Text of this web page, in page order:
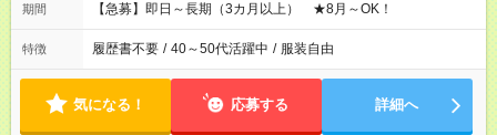
期間 【急募】即日～長期（3カ月以上） ★8月～OK！
特徴 履歴書不要 / 40～50代活躍中 / 服装自由
気になる！ 応募する 詳細へ